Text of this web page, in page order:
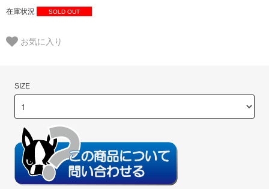
在庫状況 SOLD OUT
お気に入り
SIZE